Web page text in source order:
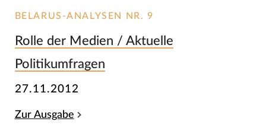
BELARUS-ANALYSEN NR. 9
Rolle der Medien / Aktuelle
Politikumfragen
27.11.2012
Zur Ausgabe